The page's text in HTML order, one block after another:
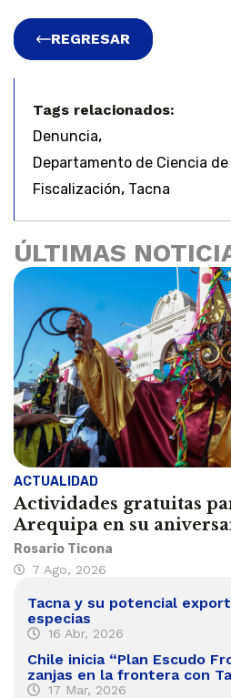
REGRESAR
Tags relacionados:
Denuncia,
Departamento de Ciencia
Fiscalización, Tacna
ÚLTIMAS
ACTUALIDAD
Actividades gratuitas
Arequipa en su
Rosario Ticona
7 Ago, 2026
Tacna y su potencial
especias
16 Abr, 2026
Chile inicia “Plan Escudo
zanjas en la frontera con
17 Mar, 2026